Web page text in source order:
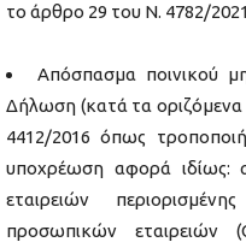
το άρθρο 29 του Ν. 4782/
Απόσπασμα ποινικού
Δήλωση (κατά τα
4412/2016 όπως
υποχρέωση αφορά ιδίως:
εταιρειών
προσωπικών εταιρειών